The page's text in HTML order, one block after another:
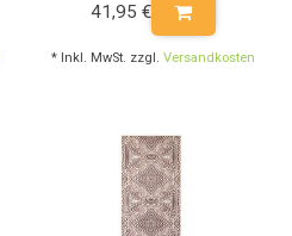
41,95 €
* Inkl. MwSt. zzgl. Versandkosten